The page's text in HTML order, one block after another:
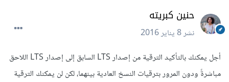
حنين كبريته
نشر8 يناير 2016
أجل يمكنك بالتأكيد الترقية من إصدار LTS السابق إلى إصدار LTS اللاحق
مباشرةً ودون المرور بترقيات النسخ العادية بينهما، لكن لن يمكنك الترقية